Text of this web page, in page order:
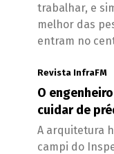
trabalhar, e
melhor das
entram no
Revista InfraFM
O
cuidar de
A arquitetura
campi do